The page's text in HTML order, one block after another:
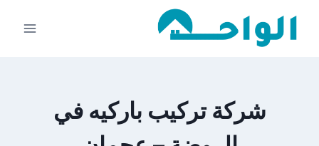
شركة تركيب باركيه في